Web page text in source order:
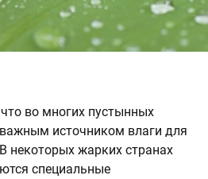
во многих пустынных
источником влаги для
некоторых жарких странах
специальные